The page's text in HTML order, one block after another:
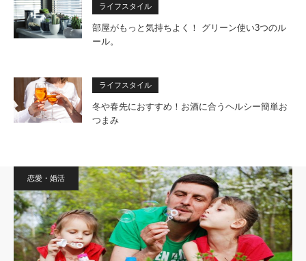
ライフスタイル
部屋がもっと気持ちよく！ グリーン使い3つのル
ール。
ライフスタイル
冬や春先におすすめ！お酒に合うヘルシー簡単お
つまみ
恋愛・婚活